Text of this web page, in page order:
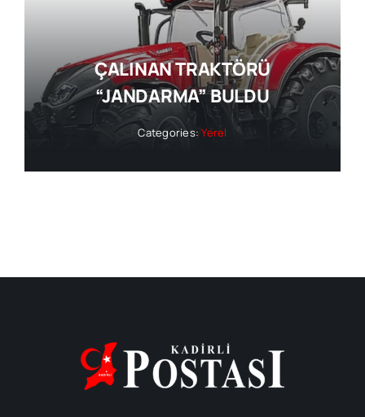
ÇALINAN TRAKTÖRÜ
“JANDARMA” BULDU
Categories:Yerel